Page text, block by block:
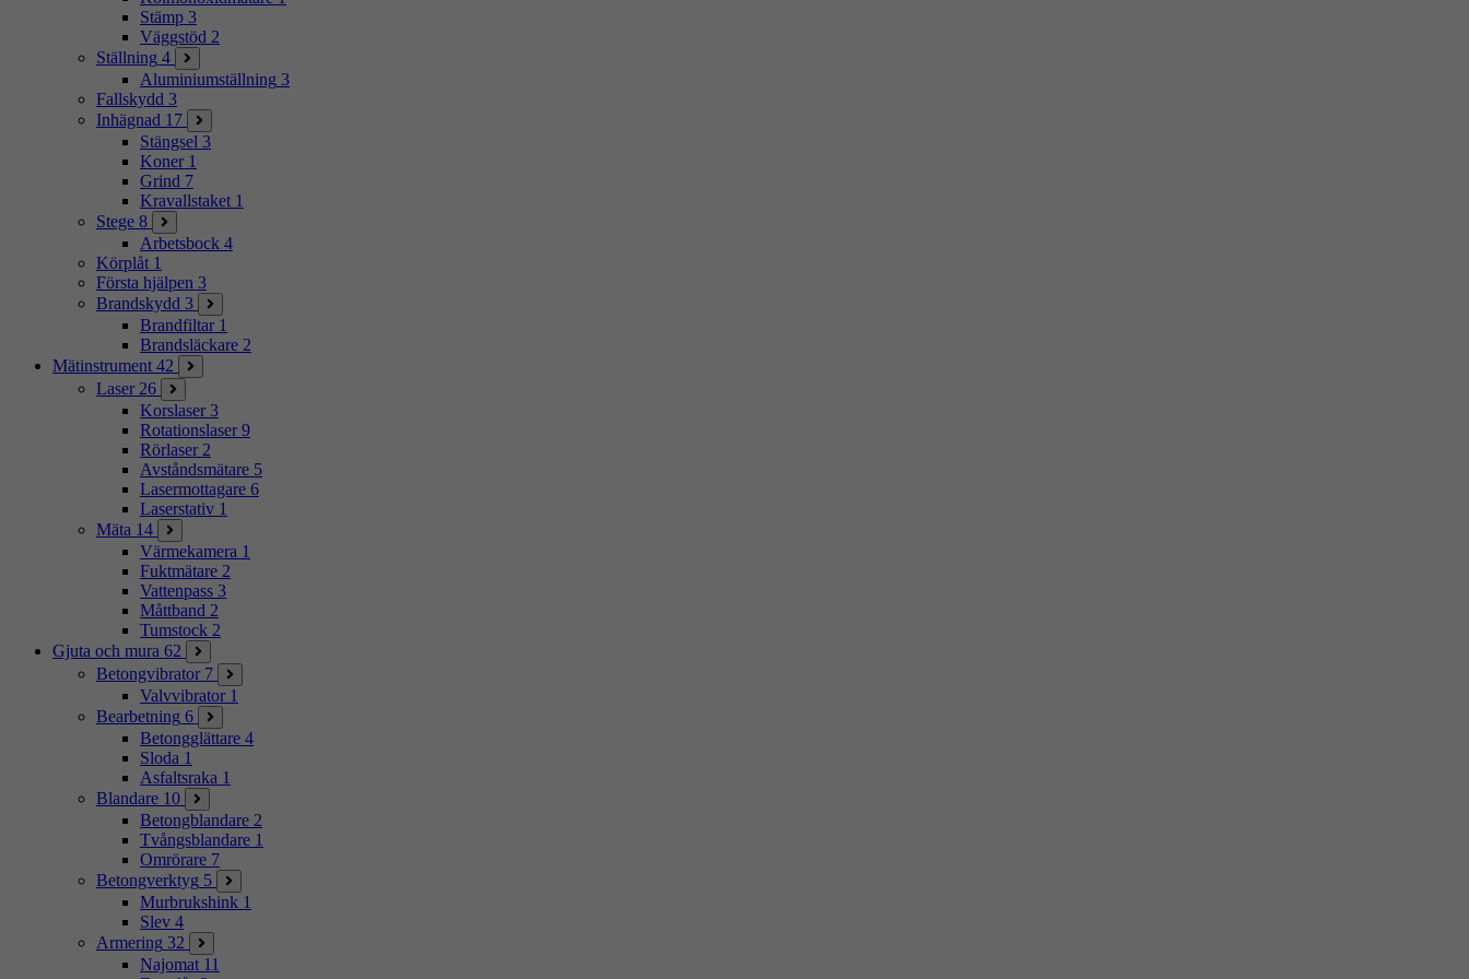
Stämp 3
Väggstöd 2
Ställning 4
Aluminiumställning 3
Fallskydd 3
Inhägnad 17
Stängsel 3
Koner 1
Grind 7
Kravallstaket 1
Stege 8
Arbetsbock 4
Körplåt 1
Första hjälpen 3
Brandskydd 3
Brandfiltar 1
Brandsläckare 2
Mätinstrument 42
Laser 26
Korslaser 3
Rotationslaser 9
Rörlaser 2
Avståndsmätare 5
Lasermottagare 6
Laserstativ 1
Mäta 14
Värmekamera 1
Fuktmätare 2
Vattenpass 3
Måttband 2
Tumstock 2
Gjuta och mura 62
Betongvibrator 7
Valvvibrator 1
Bearbetning 6
Betongglättare 4
Sloda 1
Asfaltsraka 1
Blandare 10
Betongblandare 2
Tvångsblandare 1
Omrörare 7
Betongverktyg 5
Murbrukshink 1
Slev 4
Armering 32
Najomat 11